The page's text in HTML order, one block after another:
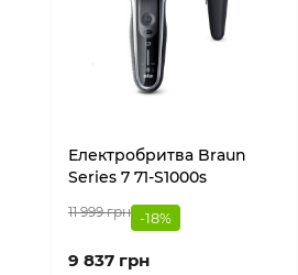
Електробритва Braun
Series 7 71-S1000s
11 999 грн -18%
9 837 грн